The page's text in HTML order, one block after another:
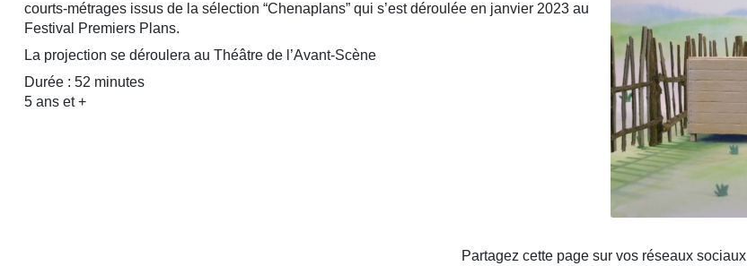
courts-métrages issus de la sélection “Chenaplans” qui s’est déroulée en janvier 2023 au
Festival Premiers Plans.
La projection se déroulera au Théâtre de l’Avant-Scène
Durée : 52 minutes
5 ans et +
Partagez cette page sur vos réseaux sociaux